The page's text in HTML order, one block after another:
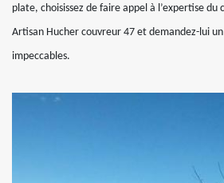
plate, choisissez de faire appel à l’expertise du
Artisan Hucher couvreur 47 et demandez-lui un
impeccables.